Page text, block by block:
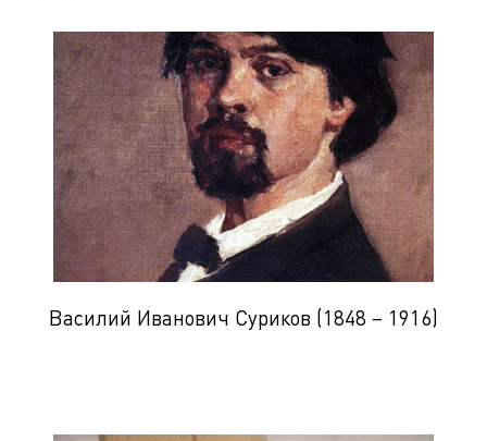
Василий Иванович Суриков (1848 – 1916)